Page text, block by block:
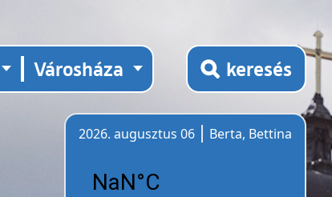
Városháza keresés
2026. augusztus 06
Berta, Bettina